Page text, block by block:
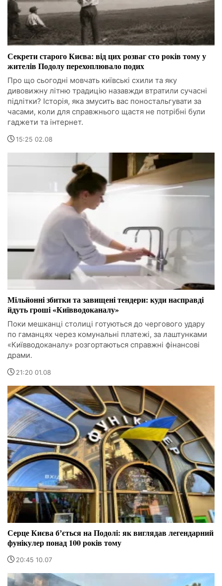
Секрети старого Києва: від цих розваг сто років тому у
жителів Подолу перехоплювало подих
Про що сьогодні мовчать київські схили та яку
дивовижну літню традицію назавжди втратили сучасні
підлітки? Історія, яка змусить вас поностальгувати за
часами, коли для справжнього щастя не потрібні були
гаджети та інтернет.
15:25 02.08
Мільйонні збитки та завищені тендери: куди насправді
йдуть гроші «Київводоканалу»
Поки мешканці столиці готуються до чергового удару
по гаманцях через комунальні платежі, за лаштунками
«Київводоканалу» розгортаються справжні фінансові
драми.
21:20 01.08
Серце Києва бʼється на Подолі: як виглядав легендарний
фунікулер понад 100 років тому
20:45 10.07